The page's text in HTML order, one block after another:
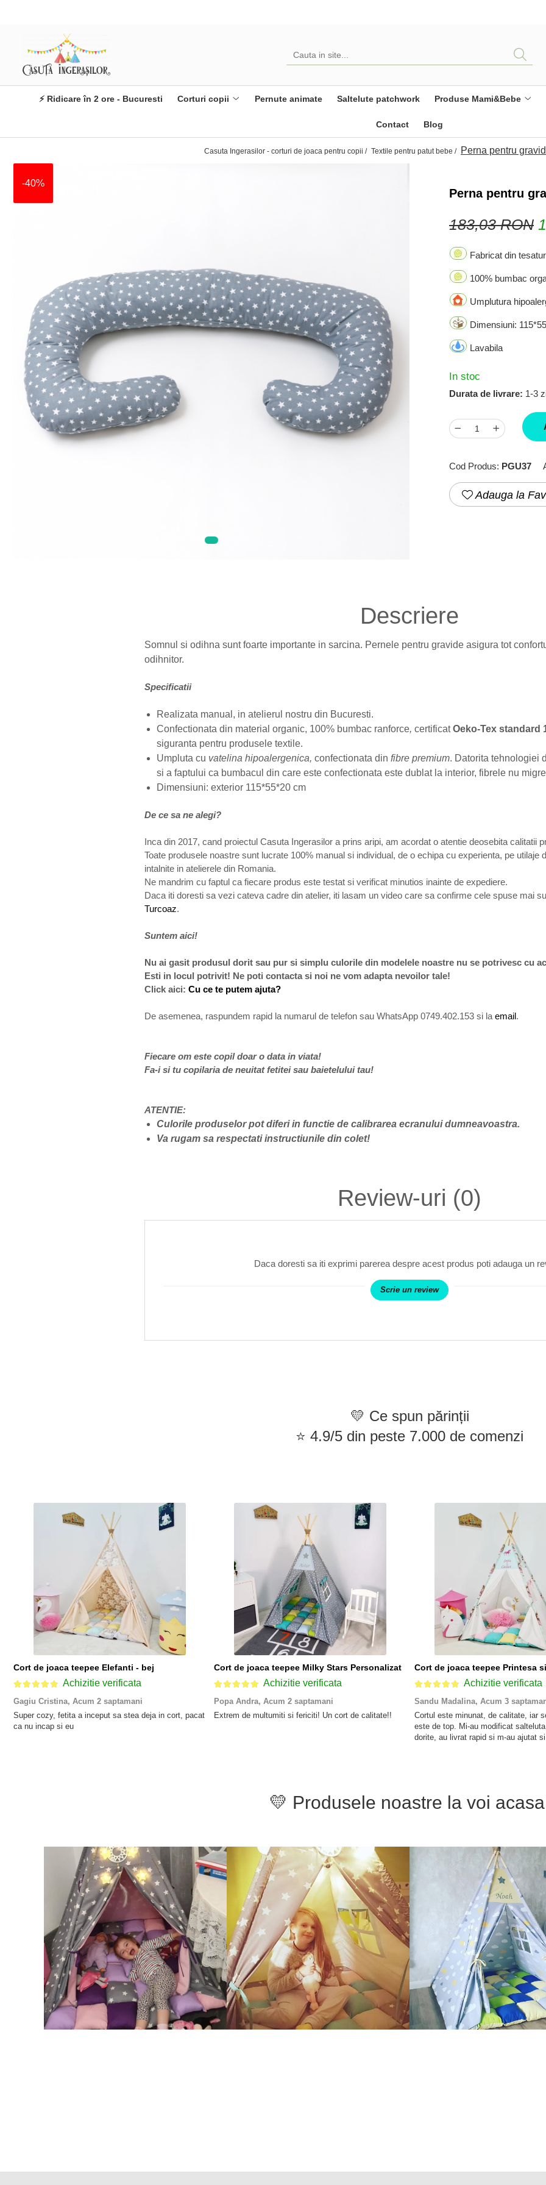
Corturi copii
Corturi fetite
Corturi baieti
Corturi unisex
Produse Mami&Bebe
Perne gravida
Perne pentru alaptat
Paturici si Museline
⚡ Ridicare în 2 ore - Bucuresti Corturi copii Pernute animate Saltelute patchwork Produse Mami&Bebe
Contact Blog
Casuta Ingerasilor - corturi de joaca pentru copii / Textile pentru patut bebe / Perna pentru
-40%
Perna pentru
183,03 RON
Fabricat din
100% bumbac
Umplutura
Dimensiuni:
Lavabila
In stoc
Durata de livrare: 1-3
Cod Produs: PGU37
Adauga la
Descriere
Somnul si odihna sunt foarte importante in sarcina. Pernele pentru gravide asigura tot
odihnitor.
Specificatii
Realizata manual, in atelierul nostru din Bucuresti.
Confectionata din material organic, 100% bumbac ranforce, certificatOeko-Tex standard
siguranta pentru produsele textile.
Umpluta cu vatelina hipoalergenica, confectionata din fibre premium. Datorita tehnologiei
si a faptului ca bumbacul din care este confectionata este dublat la interior, fibrele nu
Dimensiuni: exterior 115*55*20 cm
De ce sa ne alegi?
Inca din 2017, cand proiectul Casuta Ingerasilor a prins aripi, am acordat o atentie deosebita calitatii
Toate produsele noastre sunt lucrate 100% manual si individual, de o echipa cu experienta, pe utilaje
intalnite in atelierele din Romania.
Ne mandrim cu faptul ca fiecare produs este testat si verificat minutios inainte de expediere.
Daca iti doresti sa vezi cateva cadre din atelier, iti lasam un video care sa confirme cele spuse mai
Turcoaz.
Suntem aici!
Nu ai gasit produsul dorit sau pur si simplu culorile din modelele noastre nu se potrivesc cu
Esti in locul potrivit! Ne poti contacta si noi ne vom adapta nevoilor tale!
Click aici: Cu ce te putem ajuta?
De asemenea, raspundem rapid la numarul de telefon sau WhatsApp 0749.402.153 si la email.
Fiecare om este copil doar o data in viata!
Fa-i si tu copilaria de neuitat fetitei sau baietelului tau!
ATENTIE:
Culorile produselor pot diferi in functie de calibrarea ecranului dumneavoastra.
Va rugam sa respectati instructiunile din colet!
Review-uri (0)
Daca doresti sa iti exprimi parerea despre acest produs poti adauga un
Scrie un review
💛 Ce spun părinții
⭐ 4.9/5 din peste 7.000 de comenzi
Cort de joaca teepee Elefanti - bej
Achizitie verificata
Gagiu Cristina, Acum 2 saptamani
Super cozy, fetita a inceput sa stea deja in cort, pacat
ca nu incap si eu
Cort de joaca teepee Milky Stars Personalizat
Achizitie verificata
Popa Andra, Acum 2 saptamani
Extrem de multumiti si fericiti! Un cort de calitate!!
Achizitie verificata
Sandu Madalina, Acum 3
Cortul este minunat, de calitate, iar
este de top. Mi-au modificat
dorite, au livrat rapid si m-au ajutat
💛 Produsele noastre la voi